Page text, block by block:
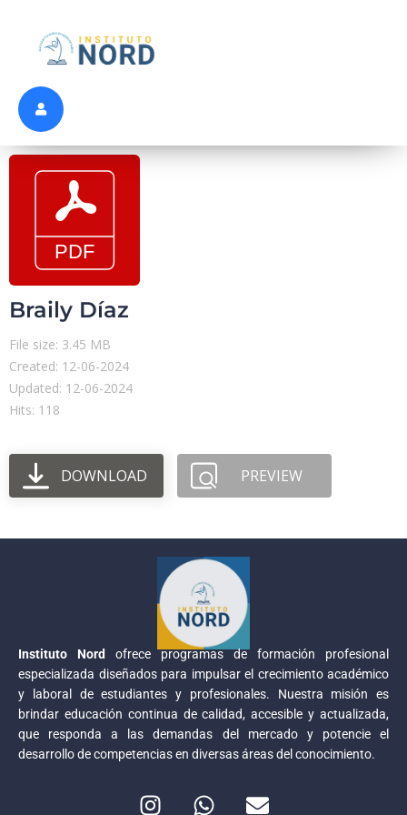
Braily Díaz
File size: 3.45 MB
Created: 12-06-2024
Updated: 12-06-2024
Hits: 118
DOWNLOAD PREVIEW
Instituto Nord
ofrece programas de formación profesional
especializada diseñados para impulsar el crecimiento académico
y laboral de estudiantes y profesionales. Nuestra misión es
brindar educación continua de calidad, accesible y actualizada,
que responda a las demandas del mercado y potencie el
desarrollo de competencias en diversas áreas del conocimiento.